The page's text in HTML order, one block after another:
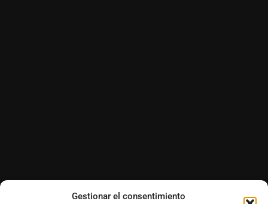
Gestionar el consentimiento